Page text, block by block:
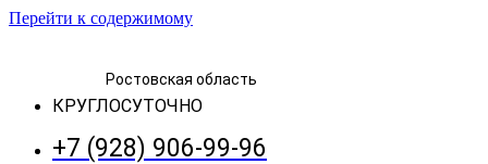
Перейти к содержимому
Ростовская область
КРУГЛОСУТОЧНО
+7 (928) 906-99-96